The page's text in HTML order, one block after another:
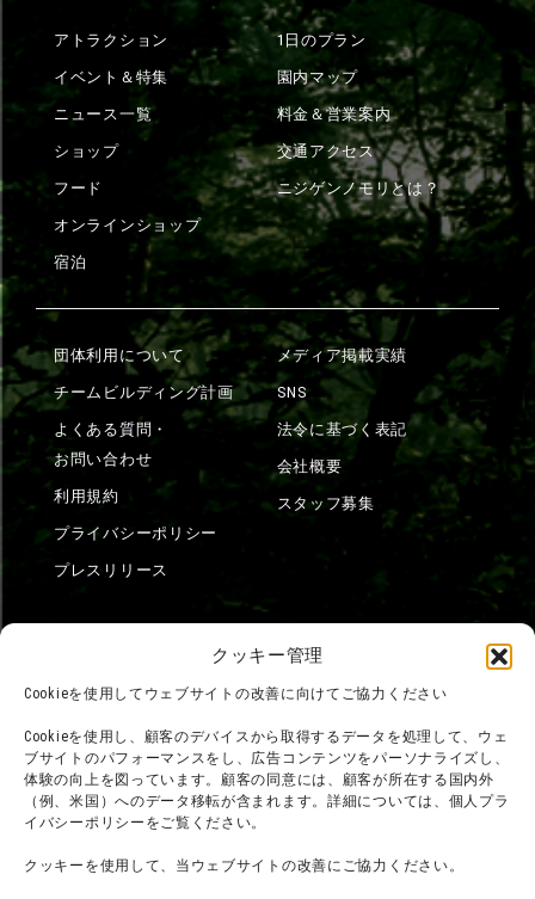
クッキー管理
Cookieを使用してウェブサイトの改善に向けてご協力ください
Cookieを使用し、顧客のデバイスから取得するデータを処理して、ウェ
ブサイトのパフォーマンスをし、広告コンテンツをパーソナライズし、
体験の向上を図っています。顧客の同意には、顧客が所在する国内外
（例、米国）へのデータ移転が含まれます。詳細については、個人プラ
イバシーポリシーをご覧ください。
クッキーを使用して、当ウェブサイトの改善にご協力ください。
アトラクション
イベント＆特集
ニュース一覧
ショップ
フード
オンラインショップ
宿泊
1日のプラン
園内マップ
料金＆営業案内
交通アクセス
ニジゲンノモリとは？
団体利用について
チームビルディング計画
よくある質問・
お問い合わせ
利用規約
プライバシーポリシー
プレスリリース
メディア掲載実績
SNS
法令に基づく表記
会社概要
スタッフ募集